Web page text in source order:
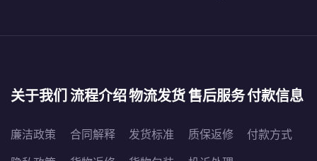
关于我们
廉洁政策
流程介绍
合同解释
物流发货
发货标准
售后服务
质保返修
付款信息
付款方式